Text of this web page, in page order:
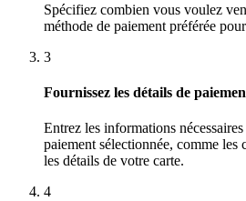
Spécifiez combien vous voulez
méthode de paiement préférée
3
Fournissez les détails de
Entrez les informations
paiement sélectionnée, comme les
les détails de votre carte.
4